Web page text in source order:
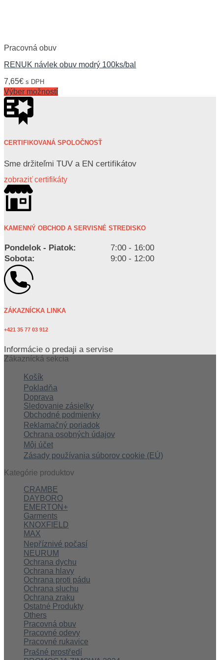
Pracovná obuv
RENUK návlek obuv modrý 100ks/bal
7,65€ s DPH
Výber možností
CERTIFIKOVANÁ SPOLOČNOSŤ
Sme držiteľmi TUV a EN certifikátov
zobraziť certifikáty
KAMENNÝ OBCHOD A SERVISNÉ STREDISKO
Pondelok - Piatok:
7:00 - 16:00
Sobota:
9:00 - 12:00
ZÁKAZNÍCKA LINKA
+421 35 77 03 912
Informácie o predaji a servise
Zákaznícká sekcia
Košík
Pokladňa
Doprava
Sledovanie zásielky
Obchodné podmienky
Reklamačný poriadok
Ochrana osobných údajov
Môj účet
Zásady používania súborov cookie (EÚ)
Kategórie produktov
CRAMBE
DAYBORO
EMERTON+
Garments
KNOXFIELD
MAX
Nepříznivé počasí
NEURUM
Ochrana dychu
Ochrana hlavy
Ochrana proti pádu
Ochrana sluchu
Ochrana zraku
Ostatné Produkty
Others
Pracovná obuv
Pracovné odevy
Pracovné rukavice
Prašné prostředí